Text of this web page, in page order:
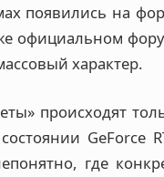
появились на
официальном
характер.
происходят
GeForce
где